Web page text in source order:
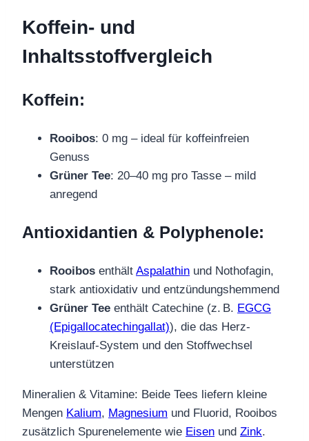
Koffein- und
Inhaltsstoffvergleich
Koffein:
Rooibos: 0 mg – ideal für koffeinfreien
Genuss
Grüner Tee: 20–40 mg pro Tasse – mild
anregend
Antioxidantien & Polyphenole:
Rooibos enthält Aspalathin und Nothofagin,
stark antioxidativ und entzündungshemmend
Grüner Tee enthält Catechine (z. B. EGCG
(Epigallocatechingallat)), die das Herz-
Kreislauf-System und den Stoffwechsel
unterstützen
Mineralien & Vitamine: Beide Tees liefern kleine
Mengen Kalium, Magnesium und Fluorid, Rooibos
zusätzlich Spurenelemente wie Eisen und Zink.